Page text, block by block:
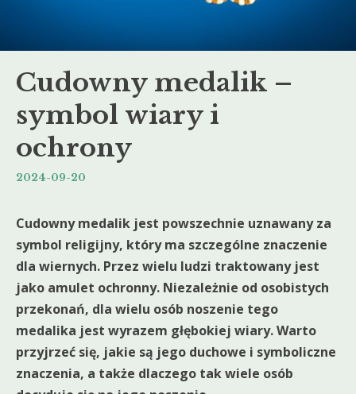
Cudowny medalik –
symbol wiary i
ochrony
2024-09-20
Cudowny medalik jest powszechnie uznawany za
symbol religijny, który ma szczególne znaczenie
dla wiernych. Przez wielu ludzi traktowany jest
jako amulet ochronny. Niezależnie od osobistych
przekonań, dla wielu osób noszenie tego
medalika jest wyrazem głębokiej wiary. Warto
przyjrzeć się, jakie są jego duchowe i symboliczne
znaczenia, a także dlaczego tak wiele osób